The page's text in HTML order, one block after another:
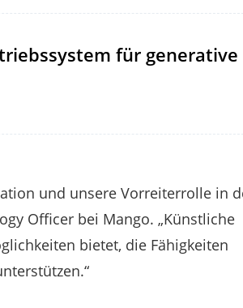
für generative
und unsere Vorreiterrolle in
Officer bei Mango. „Künstliche
bietet, die Fähigkeiten